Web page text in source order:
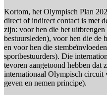
Kortom, het Olympisch Plan
direct of indirect contact is met
zijn: voor hen die het
bestuursleden), voor hen die de
en voor hen die
sportbestuurders). Die
tevoren aangetoond hebben dat
internationaal Olympisch circuit
geven en nemen principe).